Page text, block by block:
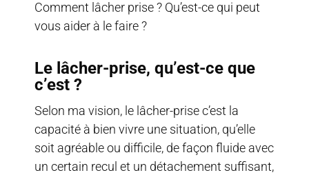
Comment lâcher prise ? Qu’est-ce qui peut
vous aider à le faire ?
Le lâcher-prise, qu’est-ce que
c’est ?
Selon ma vision, le lâcher-prise c’est la
capacité à bien vivre une situation, qu’elle
soit agréable ou difficile, de façon fluide avec
un certain recul et un détachement suffisant,